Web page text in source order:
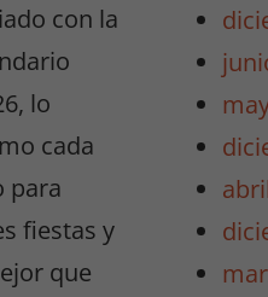
con la
lo
cada
para
fiestas y
que